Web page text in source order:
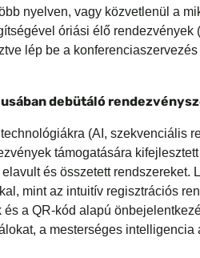
nyelven, vagy közvetlenül a
óriási élő
lép be a
debütáló
(AI, szekvenciális
támogatására
és összetett
mint az intuitív regisztrációs
a QR-kód alapú
a mesterséges